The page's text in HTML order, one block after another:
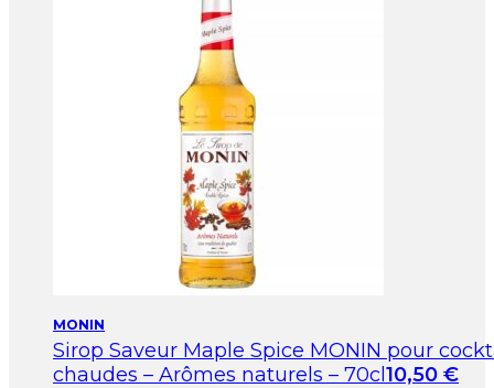
MONIN
Sirop Saveur Maple Spice MONIN pour
chaudes – Arômes naturels – 70cl 10,50 €